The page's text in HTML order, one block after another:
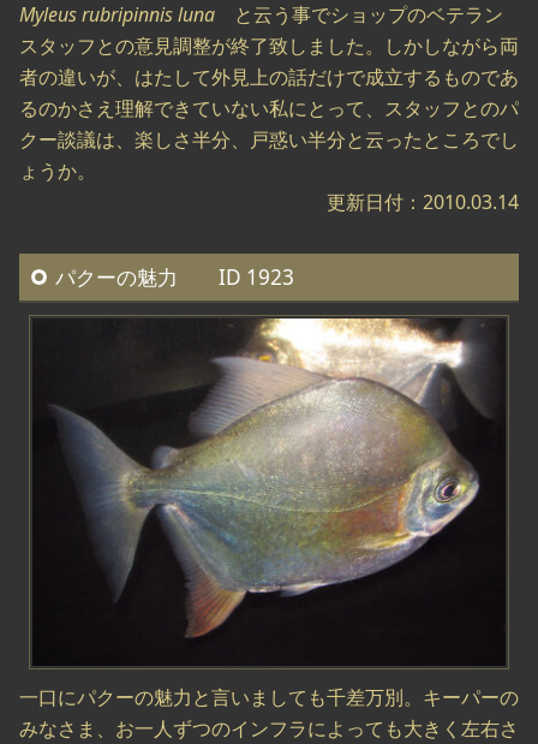
Myleus rubripinnis luna と云う事でショップのベテラン
スタッフとの意見調整が終了致しました。しかしながら両
者の違いが、はたして外見上の話だけで成立するものであ
るのかさえ理解できていない私にとって、スタッフとのパ
クー談議は、楽しさ半分、戸惑い半分と云ったところでし
ょうか。
更新日付：2010.03.14
パクーの魅力 ID 1923
一口にパクーの魅力と言いましても千差万別。キーパーの
みなさま、お一人ずつのインフラによっても大きく左右さ